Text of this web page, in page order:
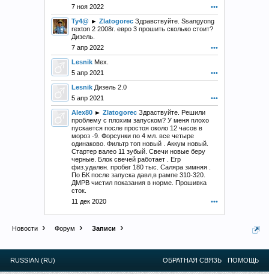
7 ноя 2022
•••
Ty4@ ► Zlatogorec Здравствуйте. Ssangyong
rexton 2 2008г. евро 3 прошить сколько стоит?
Дизель.
7 апр 2022
•••
Lesnik Мех.
5 апр 2021
•••
Lesnik Дизель 2.0
5 апр 2021
•••
Alex80 ► Zlatogorec Здраствуйте. Решили
проблему с плохим запуском? У меня плохо
пускается после простоя около 12 часов в
мороз -9. Форсунки по 4 мл. все четыре
одинаково. Фильтр топ новый . Аккум новый.
Стартер валео 11 зубый. Свечи новые беру
черные. Блок свечей работает . Егр
физ.удален. пробег 180 тыс. Саляра зимняя .
По БК после запуска давл,в рампе 310-320.
ДМРВ чистил показания в норме. Прошивка
сток.
11 дек 2020
•••
Новости Форум Записи
RUSSIAN (RU) ОБРАТНАЯ СВЯЗЬ ПОМОЩЬ